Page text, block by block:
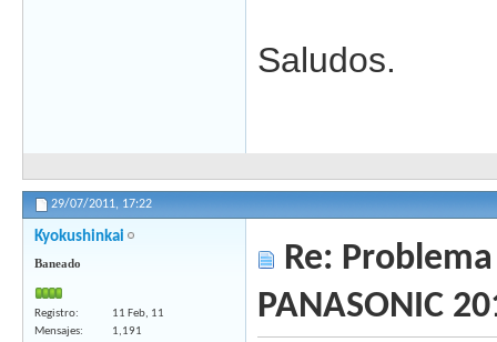
Saludos.
29/07/2011, 17:22
Kyokushinkai
Baneado
Registro
11 Feb, 11
Mensajes
1,191
Re:
PANASONIC